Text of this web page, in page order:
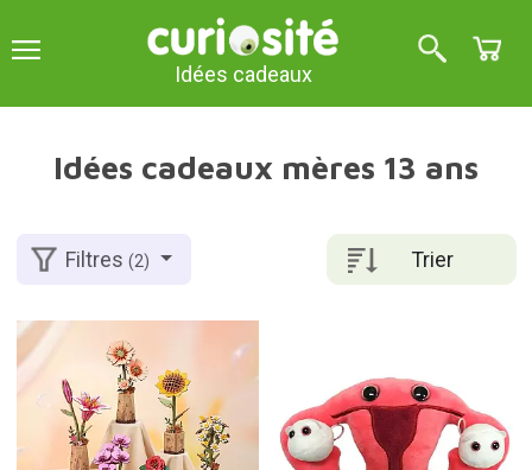
Idées cadeaux
Idées cadeaux mères 13 ans
Trier
Filtres(2)